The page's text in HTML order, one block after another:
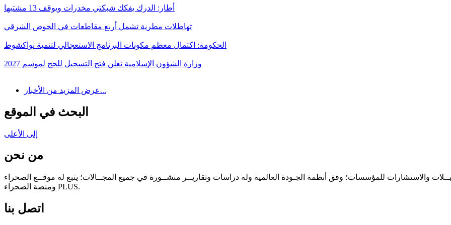
أطار: الدرك يفكك شبكتي مخدرات ويوقف 13 مشتبها
تهاطلات مطرية تشمل أربع مقاطعات في الحوض الشرقي
الحكومة: اكتمال معظم مكونات البرنامج الاستعجالي لتنمية نواكشوط
وزارة الشؤون الإسلامية تعلن فتح التسجيل للحج لموسم 2027
عرض المزيد من الأخبار...
البحث في الموقع
إلى الأعلى
من نحن
والاستشارات للمؤسسات؛ وفق أنظمة الجـودة العالمية وله دراسات وتقاريــر منشــورة في جميع المجــالات؛ يتبع له موقــع الصحراء
ومنصة الصحراء PLUS.
اتصل بنا